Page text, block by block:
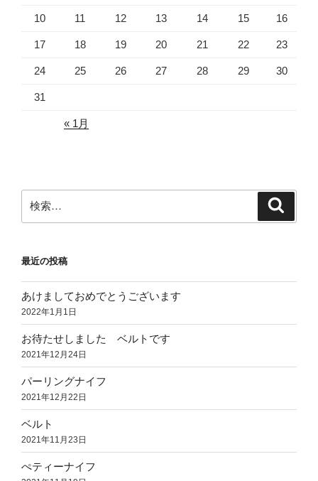
10 11 12 13 14 15 16
17 18 19 20 21 22 23
24 25 26 27 28 29 30
31
« 1月
索:
最近の投稿
あけましておめでとうございます
2022年1月1日
お待たせしました ベルトです
2021年12月24日
パーリングナイフ
2021年12月22日
ベルト
2021年11月23日
ぺティーナイフ